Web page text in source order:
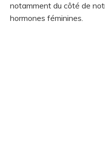
notamment du côté de
hormones féminines.